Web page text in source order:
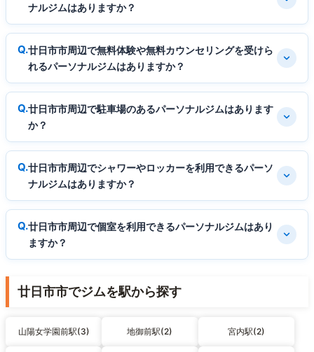
ナルジムはありますか？
廿日市市周辺で無料体験や無料カウンセリングを受けら
れるパーソナルジムはありますか？
廿日市市周辺で駐車場のあるパーソナルジムはあります
か？
廿日市市周辺でシャワーやロッカーを利用できるパーソ
ナルジムはありますか？
廿日市市周辺で個室を利用できるパーソナルジムはあり
ますか？
廿日市市でジムを駅から探す
山陽女学園前駅(3) 地御前駅(2) 宮内駅(2)